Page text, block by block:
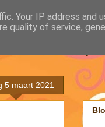
5 maart 2021
Your IP address and
quality of service,